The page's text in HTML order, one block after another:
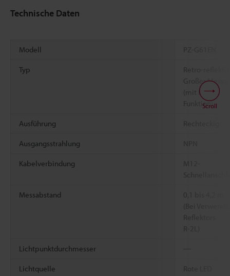
Technische Daten
Modell PZ-G61EN
Typ
Retro-
Großer
(mit P.R.O.-
Funktion)
Ausführung Rechteckig
Ausgangsstrahlung
Kabelverbindung
M12-
Messabstand
0,1 bis 4,2 m
(Bei
Reflektors
R-2L)
Lichtpunktdurchmesser ―
Lichtquelle Rote LED
Scroll